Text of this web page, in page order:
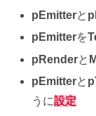
pEmitterと
pEmitterを
pRenderと
pEmitterと
うに設定